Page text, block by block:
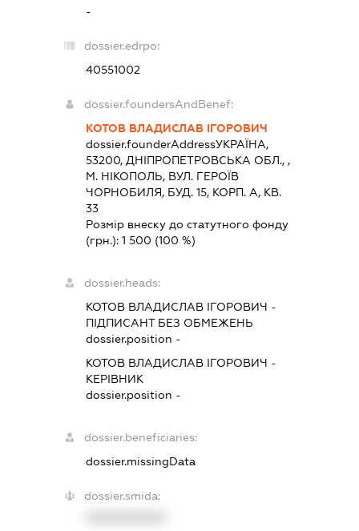
-
dossier.edrpo:
40551002
dossier.foundersAndBenef:
КОТОВ ВЛАДИСЛАВ ІГОРОВИЧ
dossier.founderAddressУКРАЇНА,
53200, ДНIПРОПЕТРОВСЬКА ОБЛ., ,
М. НІКОПОЛЬ, ВУЛ. ГЕРОЇВ
ЧОРНОБИЛЯ, БУД. 15, КОРП. А, КВ.
33
Розмір внеску до статутного фонду
(грн.):1 500 (100 %)
dossier.heads:
КОТОВ ВЛАДИСЛАВ ІГОРОВИЧ -
ПІДПИСАНТБЕЗ ОБМЕЖЕНЬ
dossier.position -
КОТОВ ВЛАДИСЛАВ ІГОРОВИЧ -
КЕРІВНИК
dossier.position -
dossier.beneficiaries:
dossier.missingData
dossier.smida: